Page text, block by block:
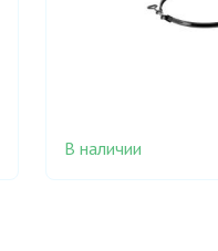
В наличии